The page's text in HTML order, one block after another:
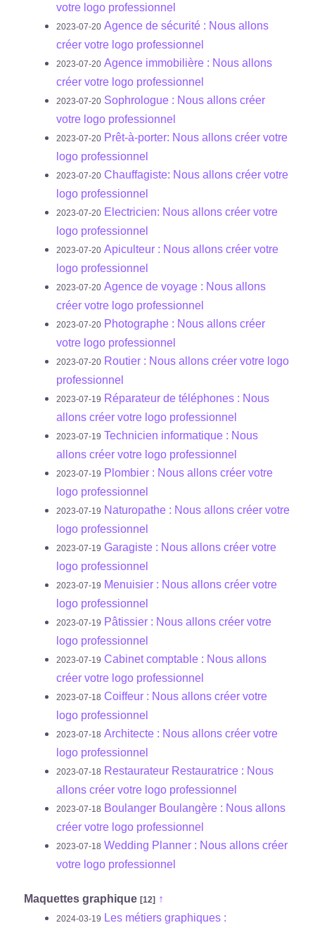
votre logo professionnel
2023-07-20 Agence de sécurité : Nous allons
créer votre logo professionnel
2023-07-20 Agence immobilière : Nous allons
créer votre logo professionnel
2023-07-20 Sophrologue : Nous allons créer
votre logo professionnel
2023-07-20 Prêt-à-porter: Nous allons créer votre
logo professionnel
2023-07-20 Chauffagiste: Nous allons créer votre
logo professionnel
2023-07-20 Electricien: Nous allons créer votre
logo professionnel
2023-07-20 Apiculteur : Nous allons créer votre
logo professionnel
2023-07-20 Agence de voyage : Nous allons
créer votre logo professionnel
2023-07-20 Photographe : Nous allons créer
votre logo professionnel
2023-07-20 Routier : Nous allons créer votre logo
professionnel
2023-07-19 Réparateur de téléphones : Nous
allons créer votre logo professionnel
2023-07-19 Technicien informatique : Nous
allons créer votre logo professionnel
2023-07-19 Plombier : Nous allons créer votre
logo professionnel
2023-07-19 Naturopathe : Nous allons créer votre
logo professionnel
2023-07-19 Garagiste : Nous allons créer votre
logo professionnel
2023-07-19 Menuisier : Nous allons créer votre
logo professionnel
2023-07-19 Pâtissier : Nous allons créer votre
logo professionnel
2023-07-19 Cabinet comptable : Nous allons
créer votre logo professionnel
2023-07-18 Coiffeur : Nous allons créer votre
logo professionnel
2023-07-18 Architecte : Nous allons créer votre
logo professionnel
2023-07-18 Restaurateur Restauratrice : Nous
allons créer votre logo professionnel
2023-07-18 Boulanger Boulangère : Nous allons
créer votre logo professionnel
2023-07-18 Wedding Planner : Nous allons créer
votre logo professionnel
Maquettes graphique [12] ↑
2024-03-19 Les métiers graphiques :